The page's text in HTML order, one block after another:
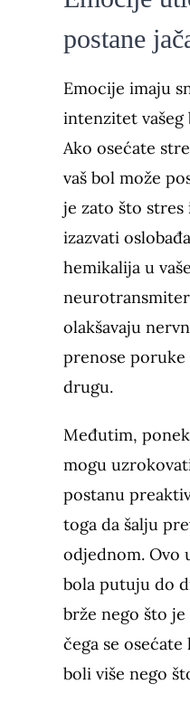
postane
Emocije imaju
intenzitet vašeg
Ako osećate
vaš bol može
je zato što
izazvati
hemikalija u
olakšavaju
prenose
drugu.
Međutim,
mogu
postanu
toga da šalju
odjednom. Ovo
bola putuju do
brže nego što
čega se osećate
boli više nego